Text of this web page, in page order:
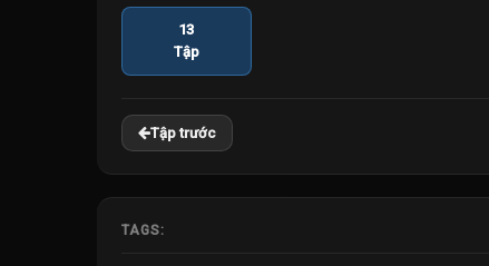
13
Tập
Tập trước
TAGS: